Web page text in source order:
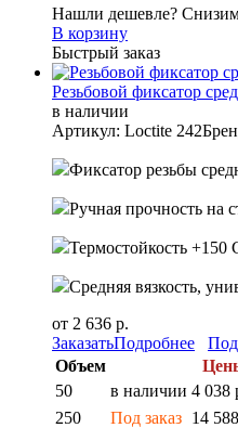
Нашли дешевле?
В корзину
Быстрый заказ
Резьбовой фиксатор
в наличии
Артикул: Loctite 242
Фиксатор резьбы
Ручная прочность на
Термостойкость +150
Средняя вязкость,
от 2 636 р.
ЗаказатьПодробнее
Объем
50
в наличии 4 038
250
Под заказ 14